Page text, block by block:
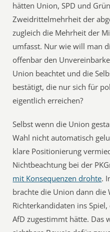
hätten Union, SPD und
Zweidrittelmehrheit der
zugleich die Mehrheit der
umfasst. Nur wie will man
offenbar den
Union beachtet und die
bestätigt, die nur sich für
eigentlich erreichen?
Selbst wenn die Union
Wahl nicht automatisch
klare Positionierung
Nichtbeachtung bei der
mit Konsequenzen drohte.
brachte die Union dann die
Richterkandidaten ins
AfD zugestimmt hätte. Das